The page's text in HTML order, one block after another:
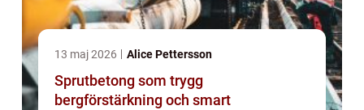
13 maj 2026 Alice Pettersson
Sprutbetong som trygg
bergförstärkning och smart